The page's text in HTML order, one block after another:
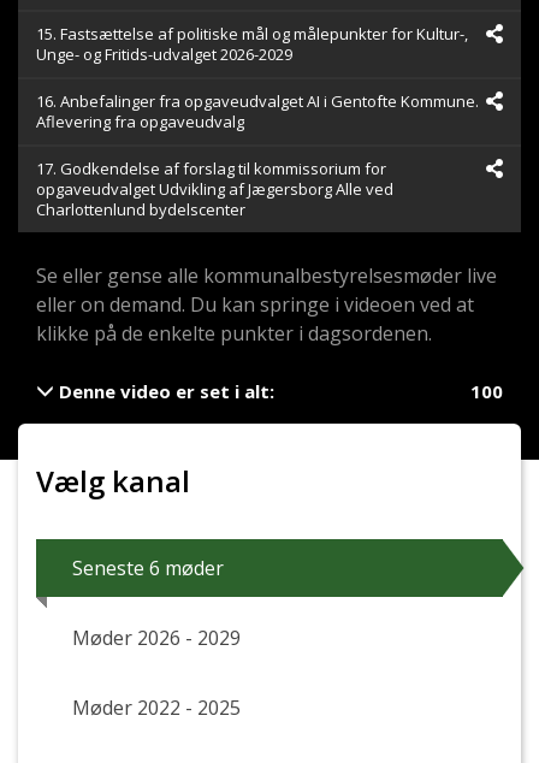
15. Fastsættelse af politiske mål og målepunkter for Kultur-,
Unge- og Fritids-udvalget 2026-2029
16. Anbefalinger fra opgaveudvalget AI i Gentofte Kommune.
Aflevering fra opgaveudvalg
17. Godkendelse af forslag til kommissorium for
opgaveudvalget Udvikling af Jægersborg Alle ved
Charlottenlund bydelscenter
Se eller gense alle kommunalbestyrelsesmøder live
eller on demand. Du kan springe i videoen ved at
klikke på de enkelte punkter i dagsordenen.
Denne video er set i alt: 100
Den seneste måned:
Vælg kanal
Seneste 6 møder
Møder 2026 - 2029
Møder 2022 - 2025